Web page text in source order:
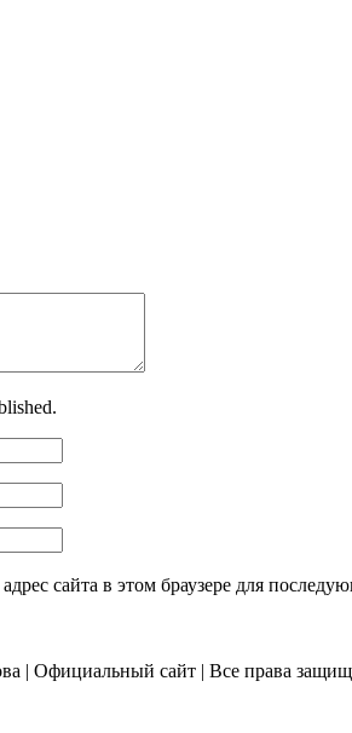
сайта в этом браузере для
| Официальный сайт | Все права